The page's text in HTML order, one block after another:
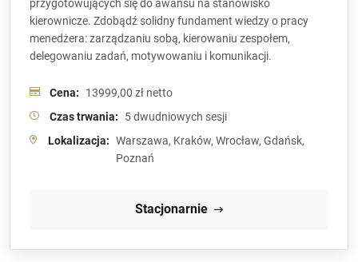
przygotowujących się do awansu na stanowisko
kierownicze. Zdobądź solidny fundament wiedzy o pracy
menedżera: zarządzaniu sobą, kierowaniu zespołem,
delegowaniu zadań, motywowaniu i komunikacji.
Cena:
13999,00 zł netto
Czas trwania:
5 dwudniowych sesji
Lokalizacja: Warszawa, Kraków, Wrocław, Gdańsk,
Poznań
Stacjonarnie